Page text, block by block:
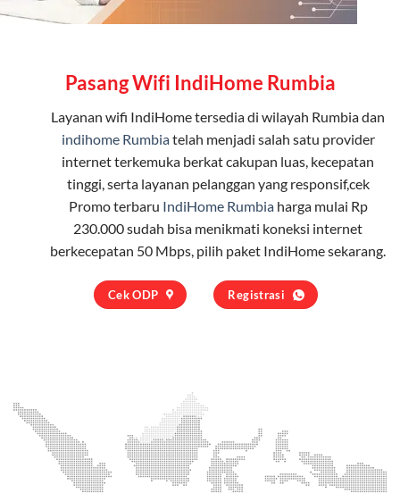
Pasang Wifi IndiHome Rumbia
Layanan wifi IndiHometersedia di wilayah Rumbia dan
indihome Rumbiatelah menjadi salah satu provider
internet terkemuka berkat cakupan luas, kecepatan
tinggi, serta layanan pelanggan yang responsif,cek
Promo terbaru IndiHome Rumbiaharga mulai Rp
230.000 sudah bisa menikmati koneksi internet
berkecepatan 50 Mbps, pilih paket IndiHomesekarang.
Cek ODP Registrasi